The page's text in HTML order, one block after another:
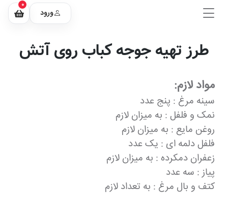
ورود
0
طرز تهیه جوجه کباب روی آتش
مواد لازم:
سینه مرغ : پنج عدد
نمک و فلفل : به میزان لازم
روغن مایع : به میزان لازم
فلفل دلمه ای : یک عدد
زعفران دمکرده : به میزان لازم
پیاز : سه عدد
کتف و بال مرغ : به تعداد لازم